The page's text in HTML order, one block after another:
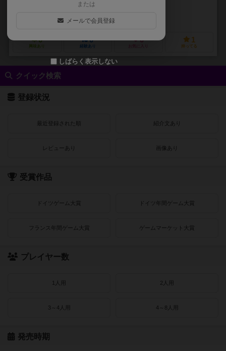
JJアリソサ（JJ Ariosa）
ババ・ギーク・ゲームズ（Baba Geek Games）
0
興味あり
0
経験あり
0 1
持ってる
クイック検索
登録状況
最近登録された順 紹介文あり
レビューあり 画像あり
受賞作品
ドイツゲーム大賞 ドイツ年間ゲーム大賞
フランス年間ゲーム大賞 ゲームマーケット大賞
プレイヤー数
1人用 2人用
3～4人用 4～8人用
発売時期
または
メールで会員登録
しばらく表示しない